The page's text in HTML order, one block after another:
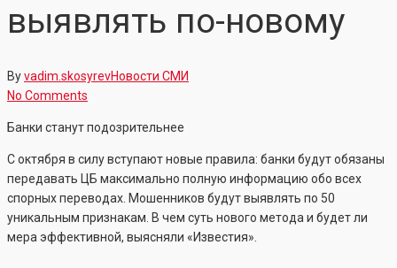
выявлять по-новому
Byvadim.skosyrevНовости СМИ
No Comments
Банки станут подозрительнее
С октября в силу вступают новые правила: банки будут обязаны
передавать ЦБ максимально полную информацию обо всех
спорных переводах. Мошенников будут выявлять по 50
уникальным признакам. В чем суть нового метода и будет ли
мера эффективной, выясняли «Известия».